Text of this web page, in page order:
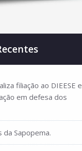
filiação ao DIEESE e
em defesa dos
da Sapopema.